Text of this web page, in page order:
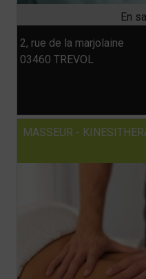
2, rue de la marjolaine
03460 TREVOL
MASSEUR -